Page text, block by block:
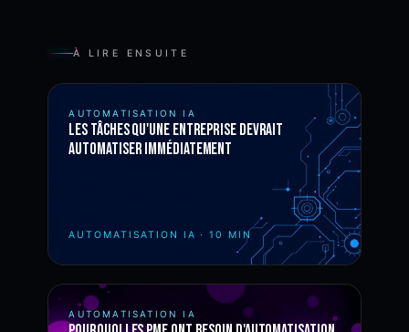
À LIRE ENSUITE
AUTOMATISATION IA
Les tâches qu'une entreprise devrait
automatiser immédiatement
AUTOMATISATION IA ·10 MIN
AUTOMATISATION IA